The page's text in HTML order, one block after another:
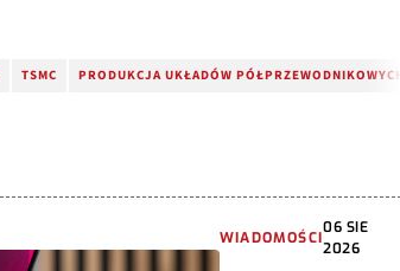
TSMC PRODUKCJA UKŁADÓW PÓŁPRZEWODNIKOWYCH
WIADOMOŚCI
06 SIE
2026